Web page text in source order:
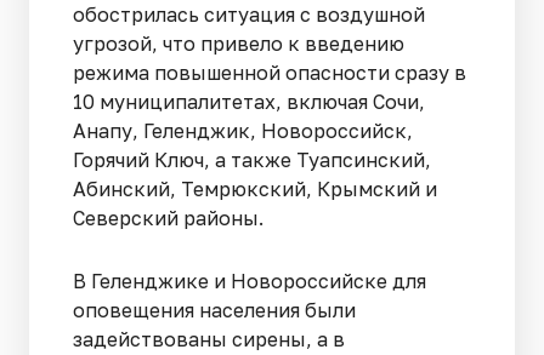
обострилась ситуация с воздушной
угрозой, что привело к введению
режима повышенной опасности сразу в
10 муниципалитетах, включая Сочи,
Анапу, Геленджик, Новороссийск,
Горячий Ключ, а также Туапсинский,
Абинский, Темрюкский, Крымский и
Северский районы.
В Геленджике и Новороссийске для
оповещения населения были
задействованы сирены, а в